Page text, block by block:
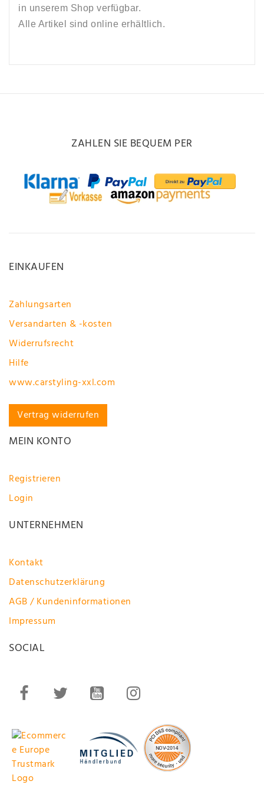
in unserem Shop verfügbar.
Alle Artikel sind online erhältlich.
ZAHLEN SIE BEQUEM PER
EINKAUFEN
Zahlungsarten
Versandarten & -kosten
Widerrufsrecht
Hilfe
www.carstyling-xxl.com
Vertrag widerrufen
MEIN KONTO
Registrieren
Login
UNTERNEHMEN
Kontakt
Datenschutzerklärung
AGB / Kundeninformationen
Impressum
SOCIAL